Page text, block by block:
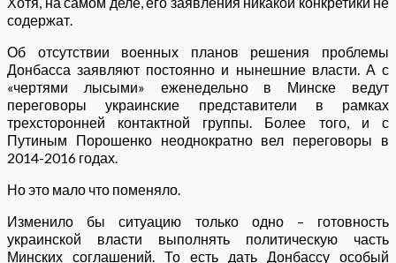
содержат.
Об отсутствии военных планов решения проблемы
Донбасса заявляют постоянно и нынешние власти. А с
«чертями лысыми» еженедельно в Минске ведут
переговоры украинские представители в рамках
трехсторонней контактной группы. Более того, и с
Путиным Порошенко неоднократно вел переговоры в
2014-2016 годах.
Но это мало что поменяло.
Изменило бы ситуацию только одно – готовность
украинской власти выполнять политическую часть
Минских соглашений. То есть дать Донбассу особый